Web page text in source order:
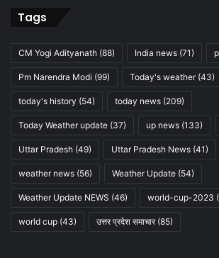
Tags
CM Yogi Adityanath (88) India news (71)
Pm Narendra Modi (99) Today's weather(43)
today's history (54) today news (209)
Today Weather update (37) up news (133)
Uttar Pradesh (49) Uttar Pradesh News (41)
weather news (56) Weather Update (54)
Weather Update NEWS (46) world-cup-2023
world cup (43) उत्तर प्रदेश समाचार(85)